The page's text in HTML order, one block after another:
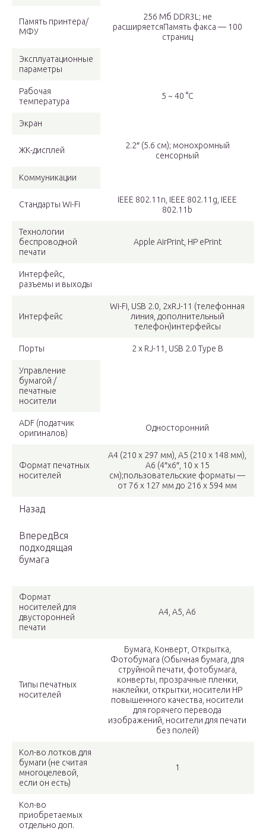
Память принтера/
МФУ
256 Мб DDR3L; не
расширяетсяПамять факса — 100
страниц
Эксплуатационные
параметры
Рабочая
температура
5 ~ 40 °C
Экран
ЖК-дисплей
2.2″ (5.6 см); монохромный
сенсорный
Коммуникации
Стандарты Wi-Fi
IEEE 802.11n, IEEE 802.11g, IEEE
802.11b
Технологии
беспроводной
печати
Apple AirPrint, HP ePrint
Интерфейс,
разъемы и выходы
Интерфейс
Wi-Fi, USB 2.0, 2xRJ-11 (телефонная
линия, дополнительный
телефон)интерфейсы
Порты 2 x RJ-11, USB 2.0 Type B
Управление
бумагой /
печатные
носители
ADF (податчик
оригиналов)
Односторонний
Формат печатных
носителей
A4 (210 x 297 мм), A5 (210 x 148 мм),
A6 (4″x6″, 10 x 15
см);пользовательские форматы —
от 76 x 127 мм до 216 x 594 мм
Назад
ВпередВся
подходящая
бумага
Формат
носителей для
двусторонней
печати
A4, A5, A6
Типы печатных
носителей
Бумага, Конверт, Открытка,
Фотобумага (Обычная бумага, для
струйной печати, фотобумага,
конверты, прозрачные пленки,
наклейки, открытки, носители HP
повышенного качества, носители
для горячего перевода
изображений, носители для печати
без полей)
Кол-во лотков для
бумаги (не считая
многоцелевой,
если он есть)
1
Кол-во
приобретаемых
отдельно доп.